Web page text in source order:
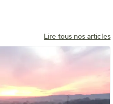
Lire tous nos articles